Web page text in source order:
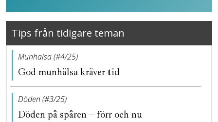
Tips från tidigare teman
Munhälsa (#4/25)
God munhälsa kräver tid
Döden (#3/25)
Döden på spåren – förr och nu